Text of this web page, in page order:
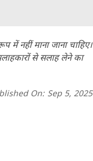
नहीं माना जाना चाहिए।
से सलाह लेने का
On: Sep 5, 2025